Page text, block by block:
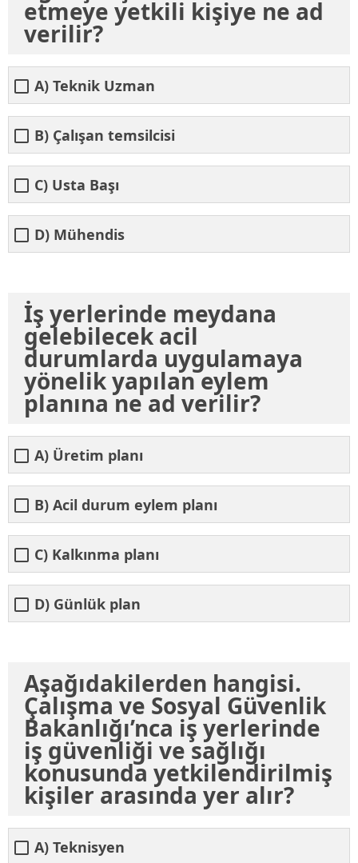
etmeye yetkili kişiye ne ad
verilir?
A) Teknik Uzman
B) Çalışan temsilcisi
C) Usta Başı
D) Mühendis
İş yerlerinde meydana
gelebilecek acil
durumlarda uygulamaya
yönelik yapılan eylem
planına ne ad verilir?
A) Üretim planı
B) Acil durum eylem planı
C) Kalkınma planı
D) Günlük plan
Aşağıdakilerden hangisi.
Çalışma ve Sosyal Güvenlik
Bakanlığı’nca iş yerlerinde
iş güvenliği ve sağlığı
konusunda yetkilendirilmiş
kişiler arasında yer alır?
A) Teknisyen